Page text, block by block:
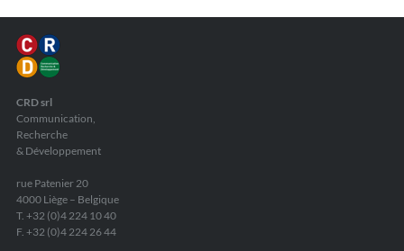
CRD srl
Communication,
Recherche
& Développement
rue Patenier 20
4000 Liège – Belgique
T. +32 (0)4 224 10 40
F. +32 (0)4 224 26 44